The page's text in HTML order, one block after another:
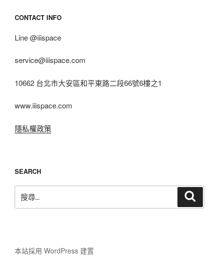
CONTACT INFO
Line @iiispace
service@iiispace.com
10662 台北市大安區和平東路二段66號6樓之1
www.iiispace.com
隱私權政策
SEARCH
尋
本站採用 WordPress 建置